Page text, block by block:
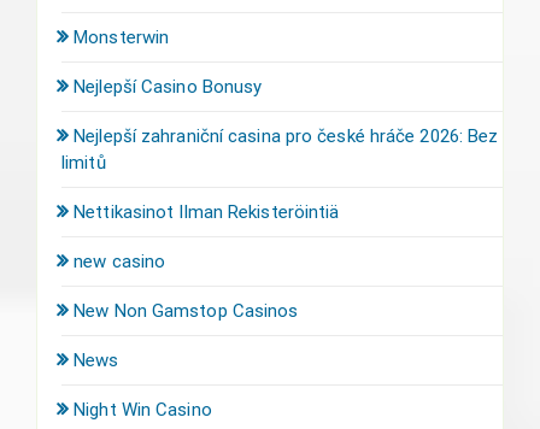
Monsterwin
Nejlepší Casino Bonusy
Nejlepší zahraniční casina pro české hráče 2026: Bez
limitů
Nettikasinot Ilman Rekisteröintiä
new casino
New Non Gamstop Casinos
News
Night Win Casino